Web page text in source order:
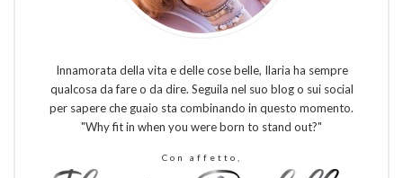
Innamorata della vita e delle cose belle, Ilaria ha sempre
qualcosa da fare o da dire. Seguila nel suo blog o sui social
per sapere che guaio sta combinando in questo momento.
"Why fit in when you were born to stand out?"
Con affetto,